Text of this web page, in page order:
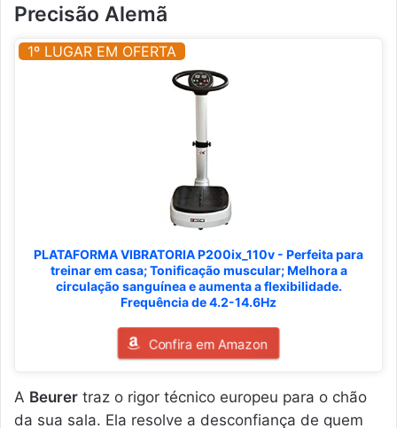
Precisão Alemã
1º LUGAR EM OFERTA
PLATAFORMA VIBRATORIA P200ix_110v - Perfeita para
treinar em casa; Tonificação muscular; Melhora a
circulação sanguínea e aumenta a flexibilidade.
Frequência de 4.2-14.6Hz
Confira em Amazon
A Beurer traz o rigor técnico europeu para o chão
da sua sala. Ela resolve a desconfiança de quem